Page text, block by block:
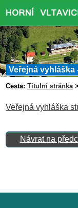
Veřejná
Cesta: Titulní stránka
Veřejná vyhláška
Návrat na